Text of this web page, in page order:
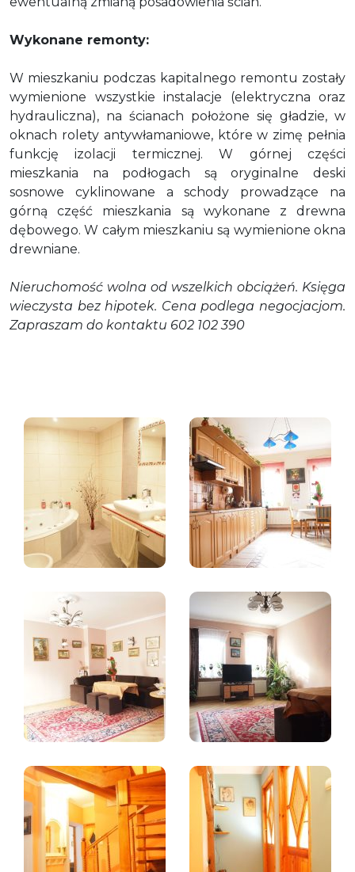
Wykonane remonty:
W mieszkaniu podczas kapitalnego remontu zostały
wymienione wszystkie instalacje (elektryczna oraz
hydrauliczna), na ścianach położone się gładzie, w
oknach rolety antywłamaniowe, które w zimę pełnia
funkcję izolacji termicznej. W górnej części
mieszkania na podłogach są oryginalne deski
sosnowe cyklinowane a schody prowadzące na
górną część mieszkania są wykonane z drewna
dębowego. W całym mieszkaniu są wymienione okna
drewniane.
Nieruchomość wolna od wszelkich obciążeń. Księga
wieczysta bez hipotek. Cena podlega negocjacjom.
Zapraszam do kontaktu 602 102 390